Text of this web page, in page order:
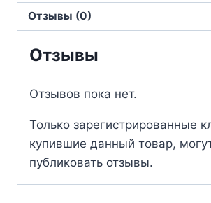
Отзывы (0)
Отзывы
Отзывов пока нет.
Только зарегистрированные
купившие данный товар,
публиковать отзывы.